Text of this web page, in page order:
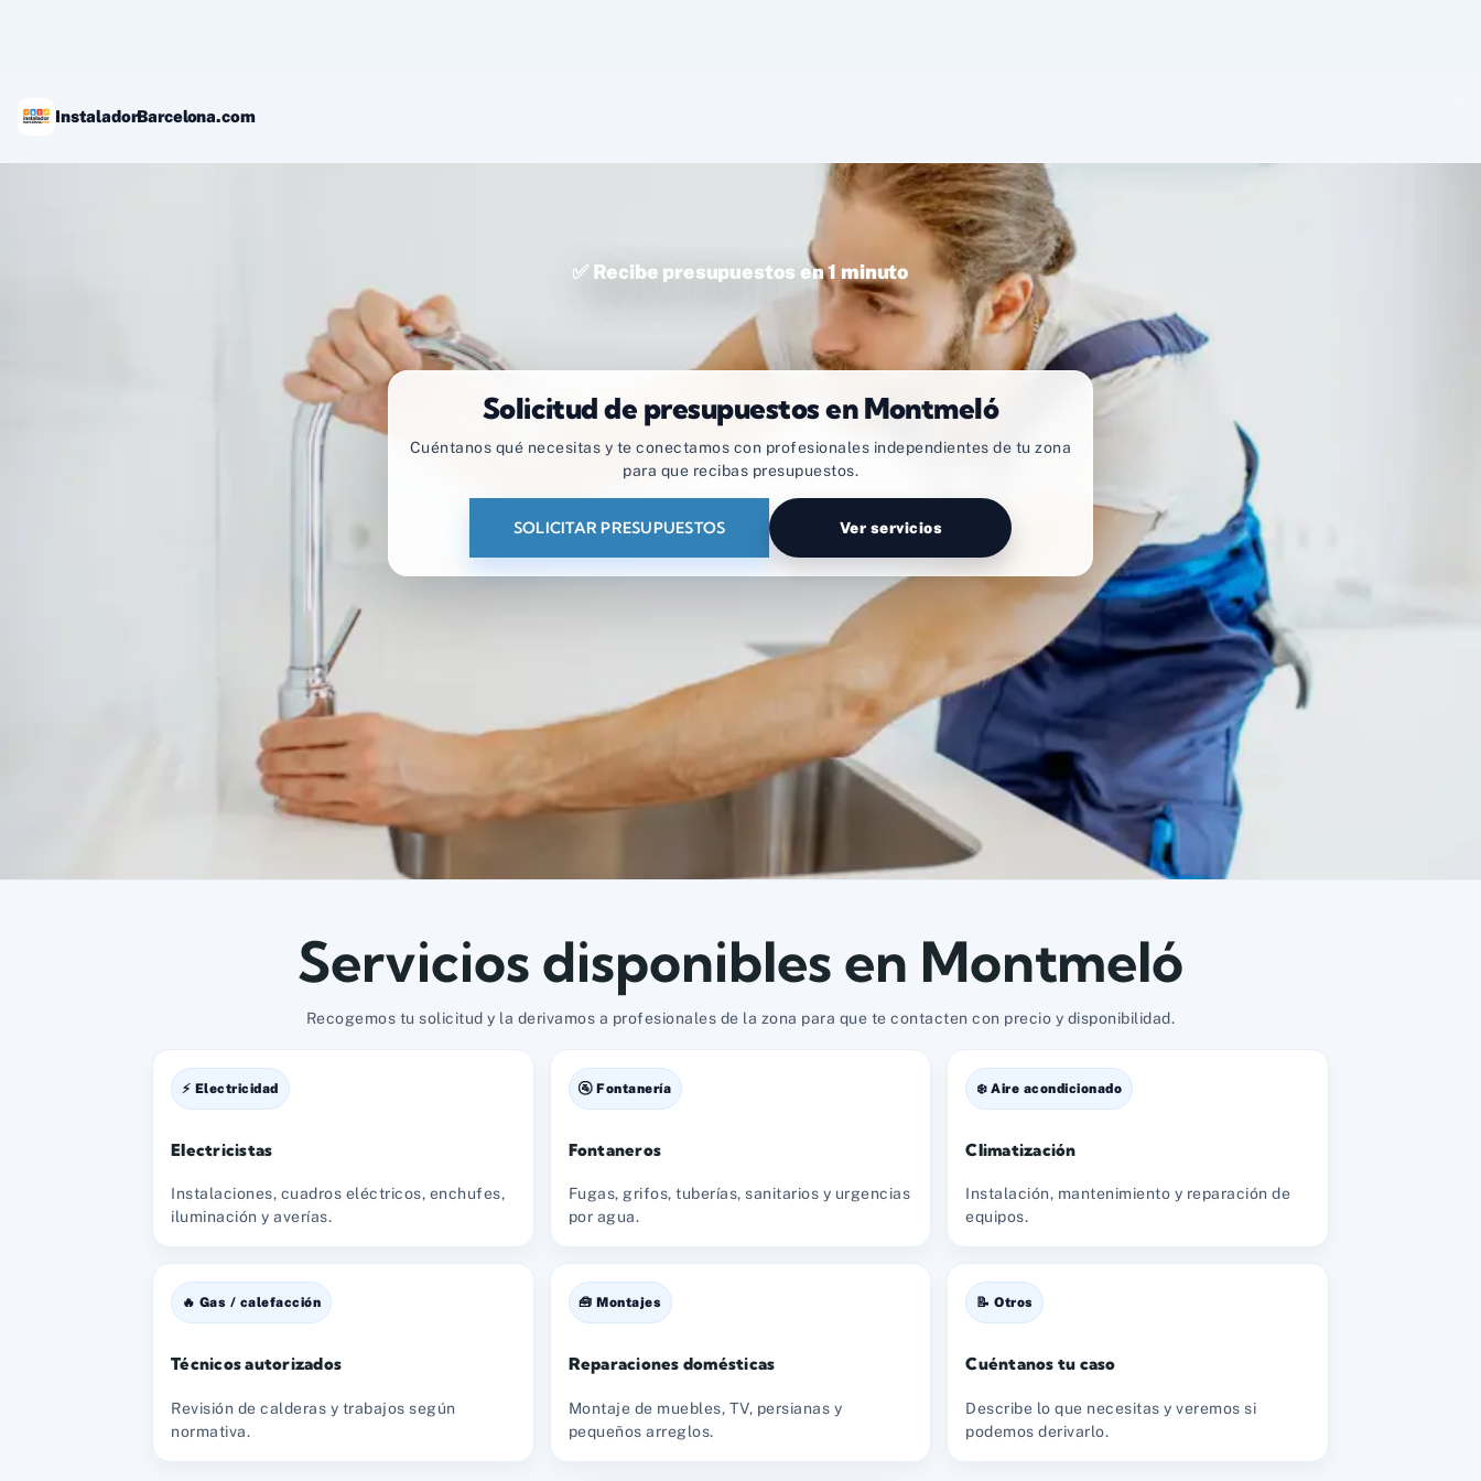
InstaladorBarcelona.com
✅ Recibe presupuestos en 1 minuto
Solicitud de presupuestos en Montmeló
Cuéntanos qué necesitas y te conectamos con profesionales independientes de tu zona
para que recibas presupuestos.
SOLICITAR PRESUPUESTOS Ver servicios
Servicios disponibles en Montmeló
Recogemos tu solicitud y la derivamos a profesionales de la zona para que te contacten con precio y disponibilidad.
⚡ Electricidad
Electricistas
Instalaciones, cuadros eléctricos, enchufes,
iluminación y averías.
🚰 Fontanería
Fontaneros
Fugas, grifos, tuberías, sanitarios y urgencias
por agua.
❄️ Aire acondicionado
Climatización
Instalación, mantenimiento y reparación de
equipos.
🔥 Gas / calefacción
Técnicos autorizados
Revisión de calderas y trabajos según
normativa.
🧰 Montajes
Reparaciones domésticas
Montaje de muebles, TV, persianas y
pequeños arreglos.
📝 Otros
Cuéntanos tu caso
Describe lo que necesitas y veremos si
podemos derivarlo.